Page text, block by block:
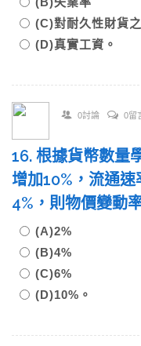
(C)對耐久性財貨
(D)真實工資。
0討論 0留
16. 根據貨幣數量
增加10%，流通
4%，則物價變動
(A)2%
(B)4%
(C)6%
(D)10%。